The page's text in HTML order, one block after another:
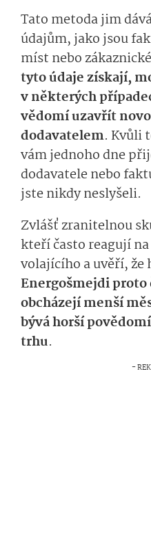
Tato metoda jim
údajům, jako jsou
míst nebo
tyto údaje získají,
v některých
vědomí uzavřít
dodavatelem. Kvůli
vám jednoho dne
dodavatele nebo
jste nikdy neslyšeli.
Zvlášť zranitelnou
kteří často reagují
volajícího a uvěří,
Energošmejdi proto
obcházejí menší
bývá horší
trhu.